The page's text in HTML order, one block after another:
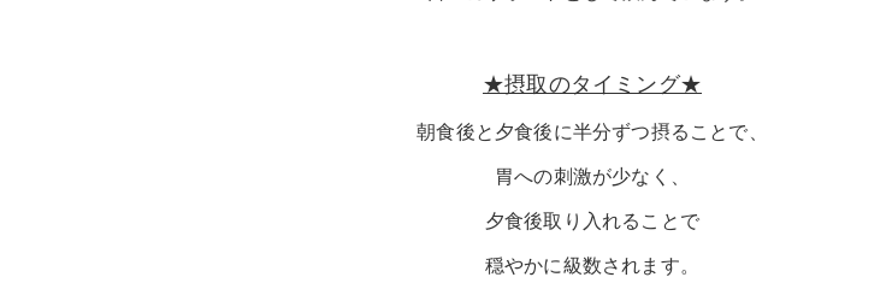
★摂取のタイミング★
朝食後と夕食後に半分ずつ摂ることで、
胃への刺激が少なく、
夕食後取り入れることで
穏やかに級数されます。